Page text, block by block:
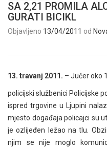
SA 2,21 PROMILA
GURATI BICIKL
Objavljeno 13/04/2011 od
13. travanj 2011. – Jučer oko
policijski službenici Policijske
ispred trgovine u Ljupini
mjesto događaja policajci su
je ozlijeđen ležao na tlu.
njim se nije moglo